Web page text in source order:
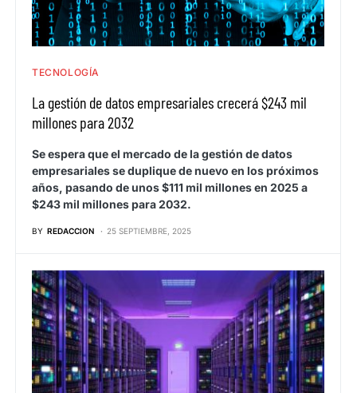
TECNOLOGÍA
La gestión de datos empresariales crecerá $243 mil
millones para 2032
Se espera que el mercado de la gestión de datos
empresariales se duplique de nuevo en los próximos
años, pasando de unos $111 mil millones en 2025 a
$243 mil millones para 2032.
BY REDACCION 25 SEPTIEMBRE, 2025